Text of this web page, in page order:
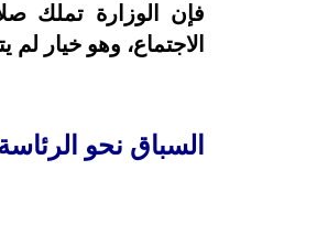
فإن الوزارة تملك
الاجتماع، وهو خيار
السباق نحو